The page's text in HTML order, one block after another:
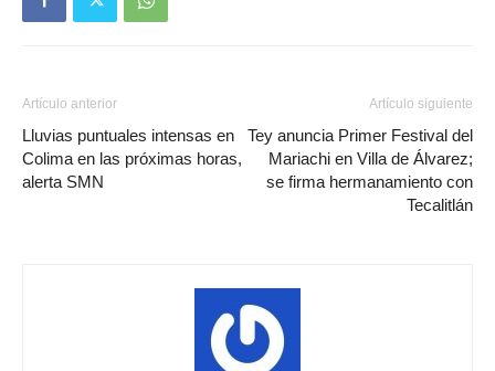
Artículo anterior
Lluvias puntuales intensas en
Colima en las próximas horas,
alerta SMN
Artículo siguiente
Tey anuncia Primer Festival del
Mariachi en Villa de Álvarez;
se firma hermanamiento con
Tecalitlán